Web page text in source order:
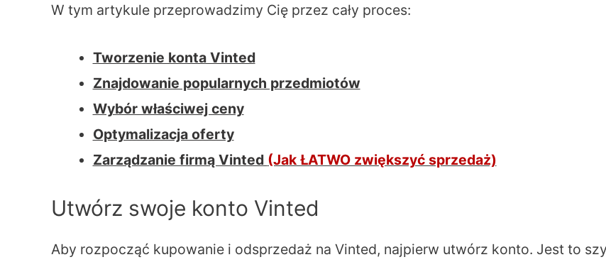
W tym artykule przeprowadzimy Cię przez cały proces:
Tworzenie konta Vinted
Znajdowanie popularnych przedmiotów
Wybór właściwej ceny
Optymalizacja oferty
Zarządzanie firmą Vinted (Jak ŁATWO zwiększyć sprzedaż)
Utwórz swoje konto Vinted
Aby rozpocząć kupowanie i odsprzedaż na Vinted, najpierw utwórz konto. Jest to